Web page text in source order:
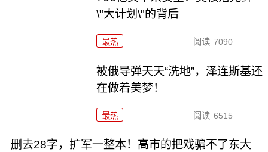
\"大计划\"的背后
最热 阅读 7090
被俄导弹天天“洗地”，泽连斯基还
在做着美梦！
最热 阅读 6515
删去28字，扩军一整本！高市的把戏骗不了东大